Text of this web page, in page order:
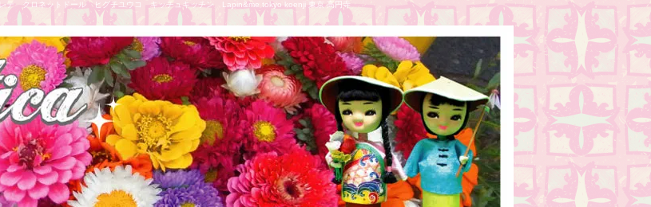
テ クロネットドール ヒグチユウコ キッチュキッチン Lapin&me tokyo koenji 東京 高円寺